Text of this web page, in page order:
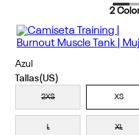
2
Azul
2XS XS
L XL